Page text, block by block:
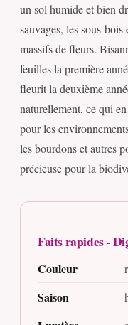
un sol humide et bien
sauvages, les sous-
massifs de fleurs.
feuilles la première
fleurit la deuxième
naturellement, ce qui
pour les
les bourdons et autres
précieuse pour la
Faits rapides -
Couleur
Saison